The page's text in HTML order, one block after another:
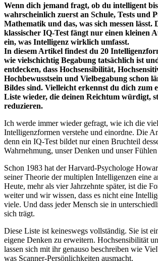
Wenn dich jemand fragt, ob du intelligent
wahrscheinlich zuerst an Schule, Tests und
Mathematik und das, was sich messen lässt.
klassischer IQ-Test fängt nur einen kleinen
ein, was Intelligenz wirklich umfasst.
In diesem Artikel findest du 20
wie vielschichtig Begabung tatsächlich ist
entdecken, dass Hochsensibilität,
Hochbewusstsein und Vielbegabung schon
Bildes sind. Vielleicht erkennst du dich zum
Liste wieder, die deinen Reichtum würdigt,
reduzieren.
Ich werde immer wieder gefragt, wie ich die
Intelligenzformen verstehe und einordne. Die
denn ein IQ-Test bildet nur einen Bruchteil
Wahrnehmung, unser Denken und unser Fühlen
Schon 1983 hat der Harvard-Psychologe
seiner Theorie der multiplen Intelligenzen eine
Heute, mehr als vier Jahrzehnte später, ist die
weiter und wir wissen, dass es nicht eine
viele. Und dass jeder Mensch sie in
sich trägt.
Diese Liste ist keineswegs vollständig. Sie ist
eigene Denken zu erweitern. Hochsensibilität
lassen sich mit ihr genauso beschreiben wie
was Scanner-Persönlichkeiten ausmacht.